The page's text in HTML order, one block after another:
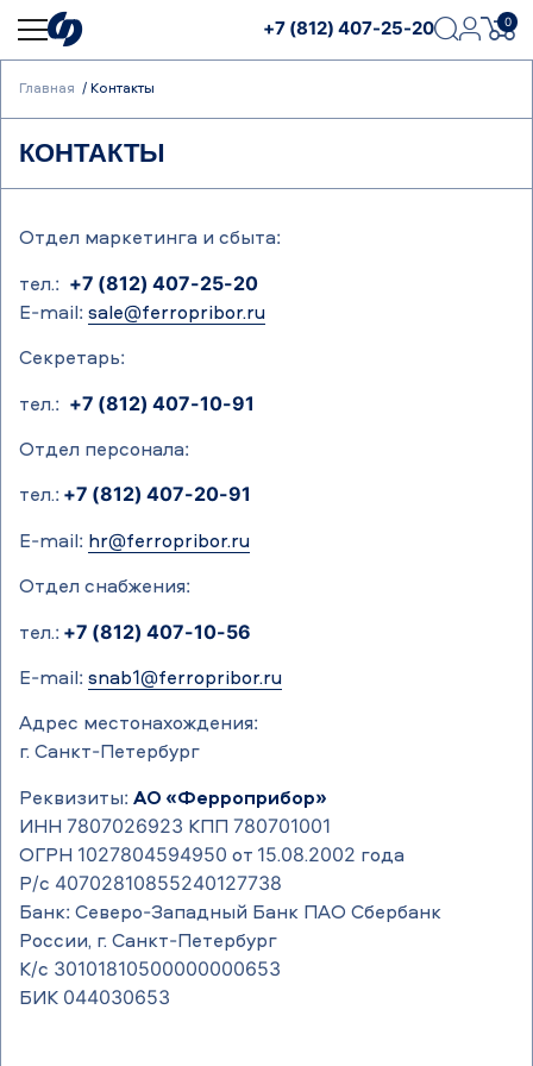
+7 (812) 407-25-20 0
Главная Контакты
КОНТАКТЫ
Отдел маркетинга и сбыта:
тел.: +7 (812) 407-25-20
E-mail: sale@ferropribor.ru
Секретарь:
тел.: +7 (812) 407-10-91
Отдел персонала:
тел.: +7 (812) 407-20-91
E-mail: hr@ferropribor.ru
Отдел снабжения:
тел.: +7 (812) 407-10-56
E-mail: snab1@ferropribor.ru
Адрес местонахождения:
г. Санкт-Петербург
Реквизиты: АО «Ферроприбор»
ИНН 7807026923 КПП 780701001
ОГРН 1027804594950 от 15.08.2002 года
Р/с 40702810855240127738
Банк: Северо-Западный Банк ПАО Сбербанк
России, г. Санкт-Петербург
К/с 30101810500000000653
БИК 044030653